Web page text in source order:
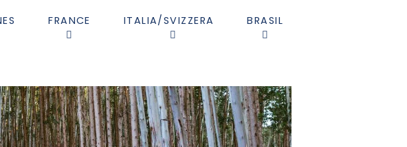
FRANCE ITALIA/SVIZZERA BRASIL